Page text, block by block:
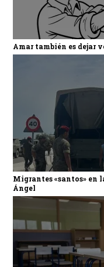
Amar también es dejar
Migrantes «santos» en
Ángel